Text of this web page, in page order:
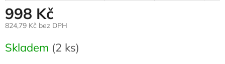
998 Kč
824,79 Kč bez DPH
cena:
Skladem (2 ks)